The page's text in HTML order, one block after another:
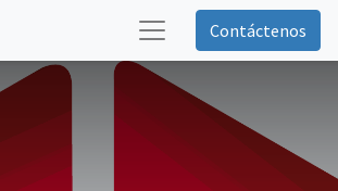
Contáctenos